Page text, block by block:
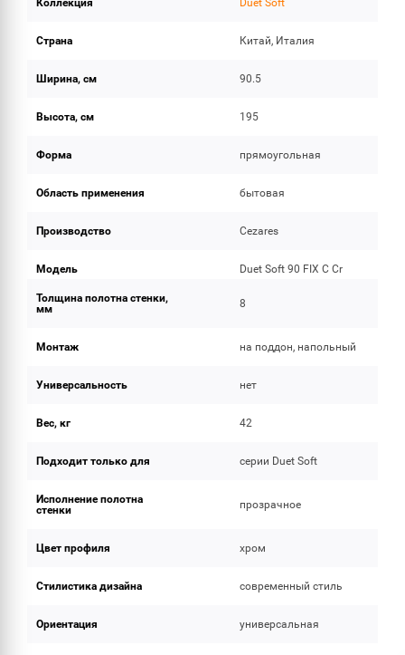
Коллекция Duet Soft
Страна Китай, Италия
Ширина, см 90.5
Высота, см 195
Форма прямоугольная
Область применения бытовая
Производство Cezares
Модель Duet Soft 90 FIX C Cr
Толщина полотна стенки,
мм
8
Монтаж на поддон, напольный
Универсальность нет
Вес, кг 42
Подходит только для серии Duet Soft
Исполнение полотна
стенки
прозрачное
Цвет профиля хром
Стилистика дизайна современный стиль
Ориентация универсальная